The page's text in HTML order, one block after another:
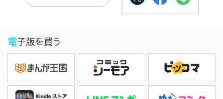
電子版を買う